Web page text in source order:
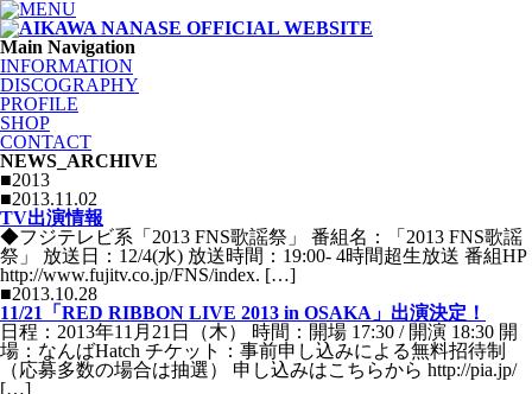
Main Navigation
INFORMATION
DISCOGRAPHY
PROFILE
SHOP
CONTACT
NEWS_ARCHIVE
■2013
■2013.11.02
TV出演情報
◆フジテレビ系「2013 FNS歌謡祭」 番組名：「2013 FNS歌謡
祭」 放送日：12/4(水) 放送時間：19:00- 4時間超生放送 番組HP
http://www.fujitv.co.jp/FNS/index. […]
■2013.10.28
11/21「RED RIBBON LIVE 2013 in OSAKA」出演決定！
日程：2013年11月21日（木） 時間：開場 17:30 / 開演 18:30 開
場：なんばHatch チケット：事前申し込みによる無料招待制
（応募多数の場合は抽選） 申し込みはこちらから http://pia.jp/
[…]